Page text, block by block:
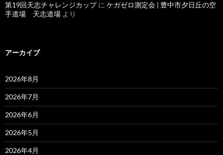
第19回天志チャレンジカップに ケガゼロ測定会 | 豊中市夕日丘の空
手道場 天志道場 より
アーカイブ
2026年8月
2026年7月
2026年6月
2026年5月
2026年4月